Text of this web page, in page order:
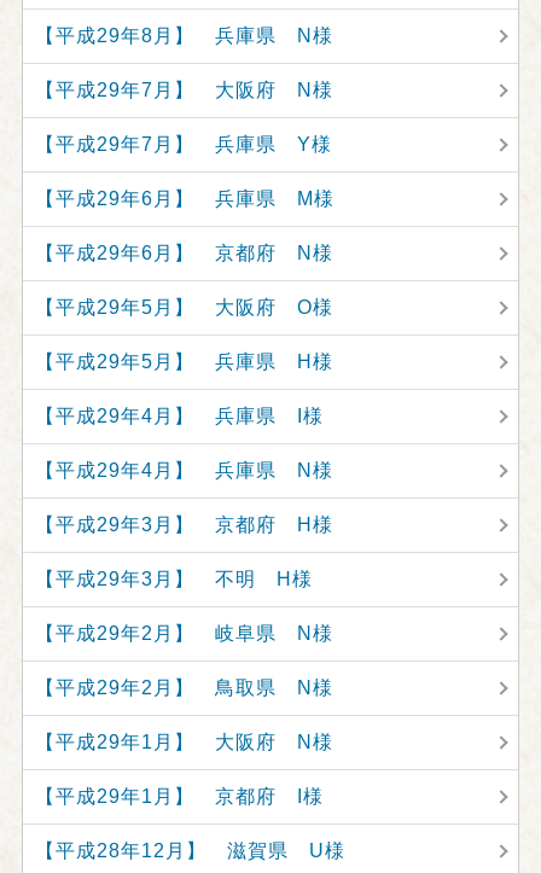
【平成29年8月】 兵庫県 N様
【平成29年7月】 大阪府 N様
【平成29年7月】 兵庫県 Y様
【平成29年6月】 兵庫県 M様
【平成29年6月】 京都府 N様
【平成29年5月】 大阪府 O様
【平成29年5月】 兵庫県 H様
【平成29年4月】 兵庫県 I様
【平成29年4月】 兵庫県 N様
【平成29年3月】 京都府 H様
【平成29年3月】 不明 H様
【平成29年2月】 岐阜県 N様
【平成29年2月】 鳥取県 N様
【平成29年1月】 大阪府 N様
【平成29年1月】 京都府 I様
【平成28年12月】 滋賀県 U様